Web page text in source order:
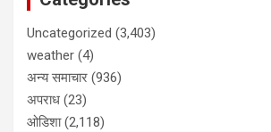
Uncategorized (3,403)
weather (4)
अन्य समाचार (936)
अपराध (23)
ओडिशा(2,118)